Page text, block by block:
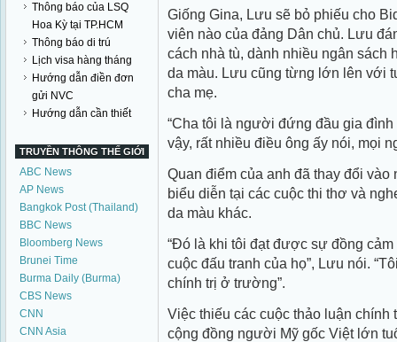
Thông báo của LSQ
Hoa Kỳ tại TP.HCM
Thông báo di trú
Lịch visa hàng tháng
Hướng dẫn điền đơn
gửi NVC
Hướng dẫn cần thiết
TRUYỀN THÔNG THẾ GIỚI
ABC News
AP News
Bangkok Post (Thailand)
BBC News
Bloomberg News
Brunei Time
Burma Daily (Burma)
CBS News
CNN
CNN Asia
Giống Gina, Lưu sẽ bỏ phiếu cho
viên nào của đảng Dân chủ. Lưu
cách nhà tù, dành nhiều ngân
da màu. Lưu cũng từng lớn lên với
cha mẹ.
“Cha tôi là người đứng đầu gia
vậy, rất nhiều điều ông ấy nói, mọi
Quan điểm của anh đã thay đổi
biểu diễn tại các cuộc thi thơ và
da màu khác.
“Đó là khi tôi đạt được sự đồng
cuộc đấu tranh của họ”, Lưu nói.
chính trị ở trường”.
Việc thiếu các cuộc thảo luận chính
cộng đồng người Mỹ gốc Việt lớn